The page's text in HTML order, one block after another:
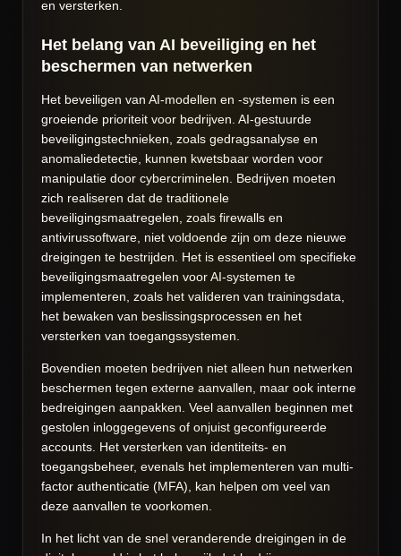
en versterken.
Het belang van AI beveiliging en het
beschermen van netwerken
Het beveiligen van AI-modellen en -systemen is een
groeiende prioriteit voor bedrijven. AI-gestuurde
beveiligingstechnieken, zoals gedragsanalyse en
anomaliedetectie, kunnen kwetsbaar worden voor
manipulatie door cybercriminelen. Bedrijven moeten
zich realiseren dat de traditionele
beveiligingsmaatregelen, zoals firewalls en
antivirussoftware, niet voldoende zijn om deze nieuwe
dreigingen te bestrijden. Het is essentieel om specifieke
beveiligingsmaatregelen voor AI-systemen te
implementeren, zoals het valideren van trainingsdata,
het bewaken van beslissingsprocessen en het
versterken van toegangssystemen.
Bovendien moeten bedrijven niet alleen hun netwerken
beschermen tegen externe aanvallen, maar ook interne
bedreigingen aanpakken. Veel aanvallen beginnen met
gestolen inloggegevens of onjuist geconfigureerde
accounts. Het versterken van identiteits- en
toegangsbeheer, evenals het implementeren van multi-
factor authenticatie (MFA), kan helpen om veel van
deze aanvallen te voorkomen.
In het licht van de snel veranderende dreigingen in de